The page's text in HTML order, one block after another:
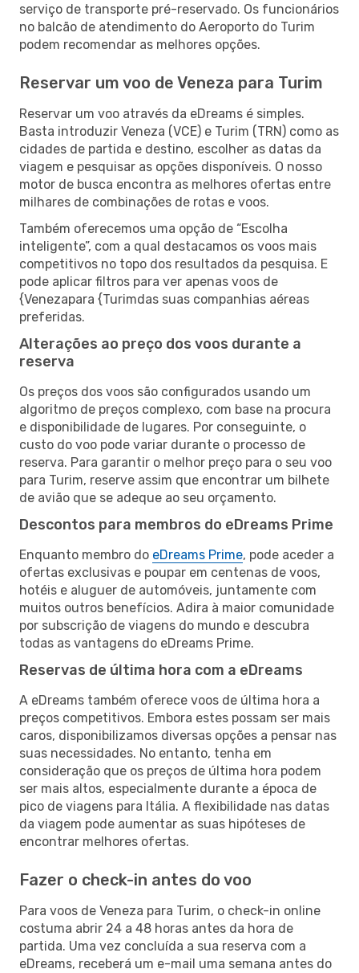
serviço de transporte pré-reservado. Os funcionários
no balcão de atendimento do Aeroporto do Turim
podem recomendar as melhores opções.
Reservar um voo de Veneza para Turim
Reservar um voo através da eDreams é simples.
Basta introduzir Veneza (VCE) e Turim (TRN) como as
cidades de partida e destino, escolher as datas da
viagem e pesquisar as opções disponíveis. O nosso
motor de busca encontra as melhores ofertas entre
milhares de combinações de rotas e voos.
Também oferecemos uma opção de “Escolha
inteligente”, com a qual destacamos os voos mais
competitivos no topo dos resultados da pesquisa. E
pode aplicar filtros para ver apenas voos de
{Venezapara {Turimdas suas companhias aéreas
preferidas.
Alterações ao preço dos voos durante a
reserva
Os preços dos voos são configurados usando um
algoritmo de preços complexo, com base na procura
e disponibilidade de lugares. Por conseguinte, o
custo do voo pode variar durante o processo de
reserva. Para garantir o melhor preço para o seu voo
para Turim, reserve assim que encontrar um bilhete
de avião que se adeque ao seu orçamento.
Descontos para membros do eDreams Prime
Enquanto membro do eDreams Prime, pode aceder a
ofertas exclusivas e poupar em centenas de voos,
hotéis e aluguer de automóveis, juntamente com
muitos outros benefícios. Adira à maior comunidade
por subscrição de viagens do mundo e descubra
todas as vantagens do eDreams Prime.
Reservas de última hora com a eDreams
A eDreams também oferece voos de última hora a
preços competitivos. Embora estes possam ser mais
caros, disponibilizamos diversas opções a pensar nas
suas necessidades. No entanto, tenha em
consideração que os preços de última hora podem
ser mais altos, especialmente durante a época de
pico de viagens para Itália. A flexibilidade nas datas
da viagem pode aumentar as suas hipóteses de
encontrar melhores ofertas.
Fazer o check-in antes do voo
Para voos de Veneza para Turim, o check-in online
costuma abrir 24 a 48 horas antes da hora de
partida. Uma vez concluída a sua reserva com a
eDreams, receberá um e-mail uma semana antes do